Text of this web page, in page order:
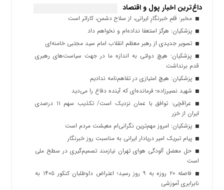
داغ‌ترین اخبار پول و اقتصاد
مخبر: قلمِ خبرنگارِ ایرانی، از سلاح دشمن، کاراتر است
پزشکیان: هرگز استعفا نداده‌ام و نخواهم داد
تصویر جدیدی از رهبر معظم انقلاب امام سید مجتبی خامنه‌ای
پزشکیان: هیچ دولتی به اندازه ما در جهت سیاست‌های رهبری
قدم برنداشت
پزشکیان: هیچ امتیازی در تفاهم‌نامه ندادیم
شهید نصیرزاده؛ فرمانده‌ای که آینده دفاع را می‌دید
عراقچی: توافق با عمان نزدیک است/ تکذیب سهم ۱۱ درصدی
ایران از خزر
پزشکیان: امروز مهم‌ترین نگرانی‌ام معیشت مردم است
پیام تبریک امیر دریادار ایرانی به مناسبت روز خبرنگار
حل معضل آلودگی هوای تهران نیازمند تصمیم‌گیری در سطح ملی
است
فاصله ۲۰ روزه به ۹ روز رسید؛ اعتراض داوطلبان کنکور ۱۴۰۵ به
نابرابری آموزشی